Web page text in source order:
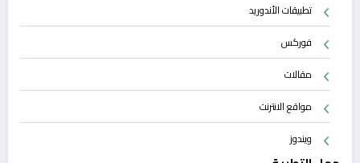
تطبيقات الأندوريد
فوركس
مقالات
مواقع الانترنت
ويندوز